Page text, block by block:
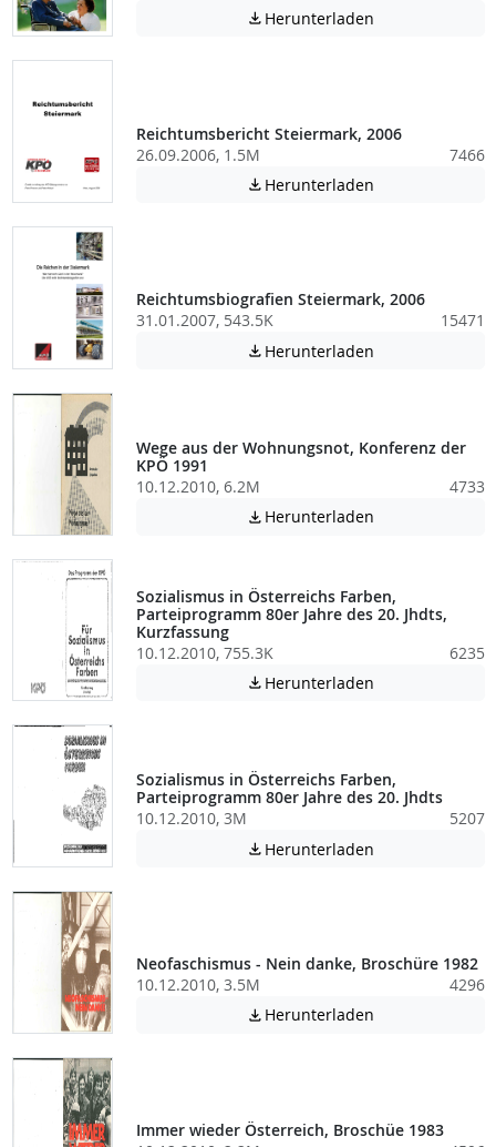
 Herunterladen
Reichtumsbericht Steiermark, 2006
26.09.2006, 1.5M
7466
 Herunterladen
Reichtumsbiografien Steiermark, 2006
31.01.2007, 543.5K
15471
 Herunterladen
Wege aus der Wohnungsnot, Konferenz der
KPÖ 1991
10.12.2010, 6.2M
4733
 Herunterladen
Sozialismus in Österreichs Farben,
Parteiprogramm 80er Jahre des 20. Jhdts,
Kurzfassung
10.12.2010, 755.3K
6235
 Herunterladen
Sozialismus in Österreichs Farben,
Parteiprogramm 80er Jahre des 20. Jhdts
10.12.2010, 3M
5207
 Herunterladen
Neofaschismus - Nein danke, Broschüre 1982
10.12.2010, 3.5M
4296
 Herunterladen
Immer wieder Österreich, Broschüe 1983